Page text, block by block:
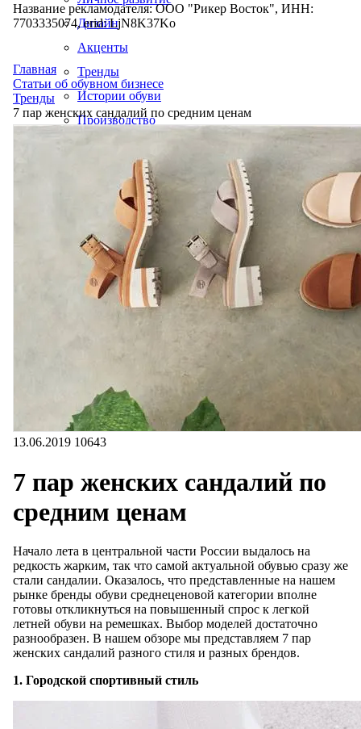
Дизайн
Акценты
Тренды
Истории обуви
Производство
Название рекламодателя: ООО "Рикер Восток", ИНН:
7703335074, erid: LjN8K37Ko
Главная
Статьи об обувном бизнесе
Тренды
7 пар женских сандалий по средним ценам
13.06.2019 10643
7 пар женских сандалий по
средним ценам
Начало лета в центральной части России выдалось на
редкость жарким, так что самой актуальной обувью сразу же
стали сандалии. Оказалось, что представленные на нашем
рынке бренды обуви среднеценовой категории вполне
готовы откликнуться на повышенный спрос к легкой
летней обуви на ремешках. Выбор моделей достаточно
разнообразен. В нашем обзоре мы представляем 7 пар
женских сандалий разного стиля и разных брендов.
1. Городской спортивный стиль